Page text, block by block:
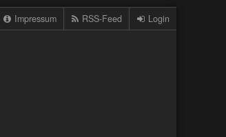
Impressum RSS-Feed Login